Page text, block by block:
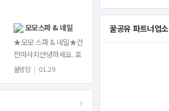
모모스파 & 네일
★모모 스파 & 네일★건
전마사지안녕하세요. 호
치민 No.1등마사지.1군
마사지모모스파&네일
꿀방장 | 01.29
+
꿀공유 파트너업소